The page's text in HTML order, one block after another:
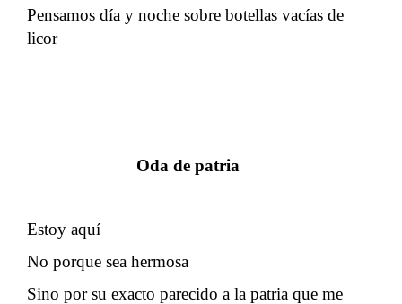
Pensamos día y noche sobre botellas vacías de
licor
Oda de patria
Estoy aquí
No porque sea hermosa
Sino por su exacto parecido a la patria que me